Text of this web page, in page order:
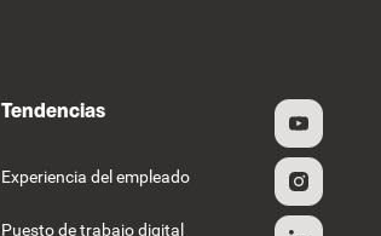
Tendencias
Experiencia del empleado
Puesto de trabajo digital